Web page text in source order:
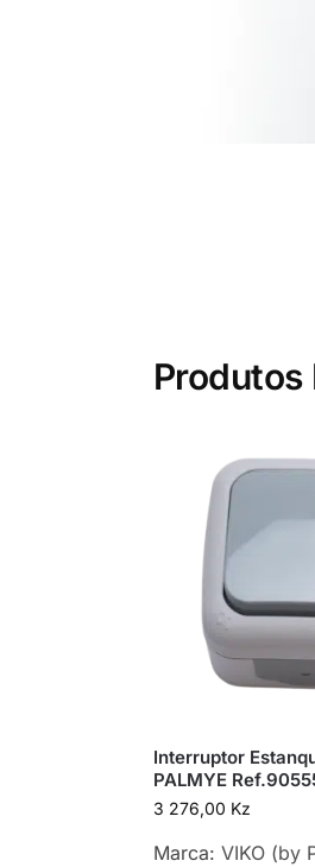
Produtos
Interruptor
PALMYE
3 276,00 Kz
Marca: VIKO (by